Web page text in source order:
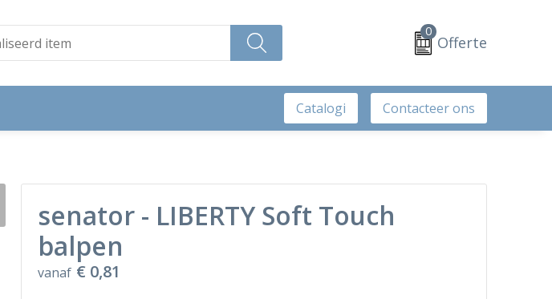
0
Offerte
Catalogi Contacteer ons
senator - LIBERTY Soft Touch
balpen
vanaf € 0,81